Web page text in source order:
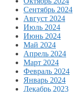
Сентябрь 2024
Август 2024
Июль 2024
Июнь 2024
Май 2024
Апрель 2024
Март 2024
Февраль 2024
Январь 2024
Декабрь 2023